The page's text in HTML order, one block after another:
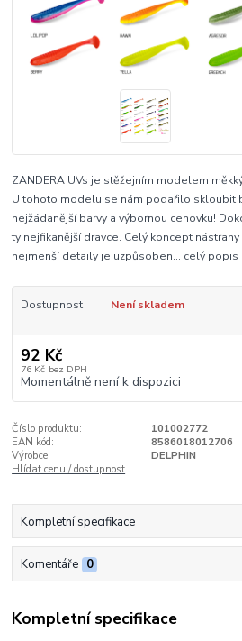
ZANDERA UVs je stěžejním modelem
U tohoto modelu se nám podařilo skloubit
nejžádanější barvy a výbornou cenovku!
ty nejfikanější dravce. Celý koncept
nejmenší detaily je uzpůsoben... celý popis
Dostupnost Není skladem
92 Kč
76 Kč bez DPH
Momentálně není k dispozici
Číslo produktu:
101002772
EAN kód:
8586018012706
Výrobce:
DELPHIN
Hlídat cenu / dostupnost
Kompletní specifikace
Komentáře 0
Kompletní specifikace